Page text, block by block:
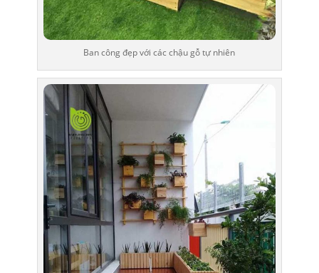
Ban công đẹp với các chậu gỗ tự nhiên